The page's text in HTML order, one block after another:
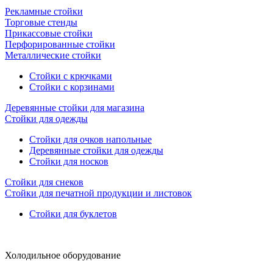
Рекламные стойки
Торговые стенды
Прикассовые стойки
Перфорированные стойки
Металлические стойки
Стойки с крючками
Стойки с корзинами
Деревянные стойки для магазина
Стойки для одежды
Стойки для очков напольные
Деревянные стойки для одежды
Стойки для носков
Стойки для снеков
Стойки для печатной продукции и листовок
Стойки для буклетов
Холодильное оборудование